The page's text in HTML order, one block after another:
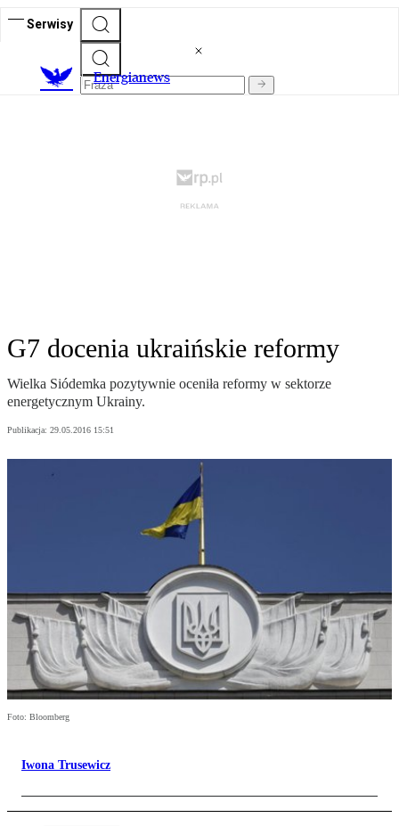
Serwisy
Energianews
G7 docenia ukraińskie reformy
Wielka Siódemka pozytywnie oceniła reformy w sektorze
energetycznym Ukrainy.
Publikacja: 29.05.2016 15:51
Foto: Bloomberg
Iwona Trusewicz